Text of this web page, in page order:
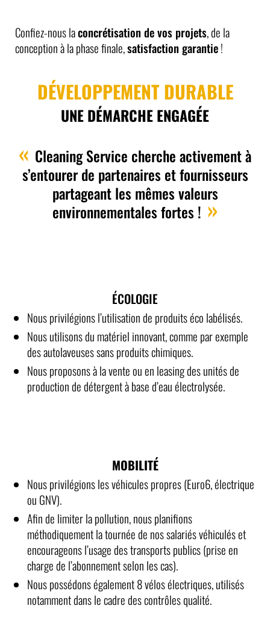
Confiez-nous laconcrétisation de vos projets, de la
conception à la phase finale,satisfaction garantie!
DÉVELOPPEMENT DURABLE
UNE DÉMARCHE ENGAGÉE
Cleaning Service cherche activement à
s’entourer de partenaires et fournisseurs
partageant les mêmes valeurs
environnementales fortes !
ÉCOLOGIE
Nous privilégions l’utilisation de produits éco labélisés.
Nous utilisons du matériel innovant, comme par exemple
des autolaveuses sans produits chimiques.
Nous proposons à la vente ou en leasing des unités de
production de détergent à base d’eau électrolysée.
MOBILITÉ
Nous privilégions les véhicules propres (Euro6, électrique
ou GNV).
Afin de limiter la pollution, nous planifions
méthodiquement la tournée de nos salariés véhiculés et
encourageons l’usage des transports publics (prise en
charge de l’abonnement selon les cas).
Nous possédons également 8 vélos électriques, utilisés
notamment dans le cadre des contrôles qualité.